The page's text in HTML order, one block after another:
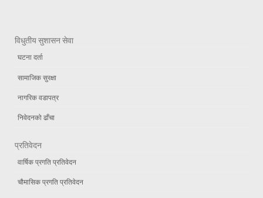
विधुतीय सुशासन सेवा
घटना दर्ता
सामाजिक सुरक्षा
नागरिक वडापत्र
निवेदनको ढाँचा
प्रतिवेदन
वार्षिक प्रगति प्रतिवेदन
चौमासिक प्रगति प्रतिवेदन